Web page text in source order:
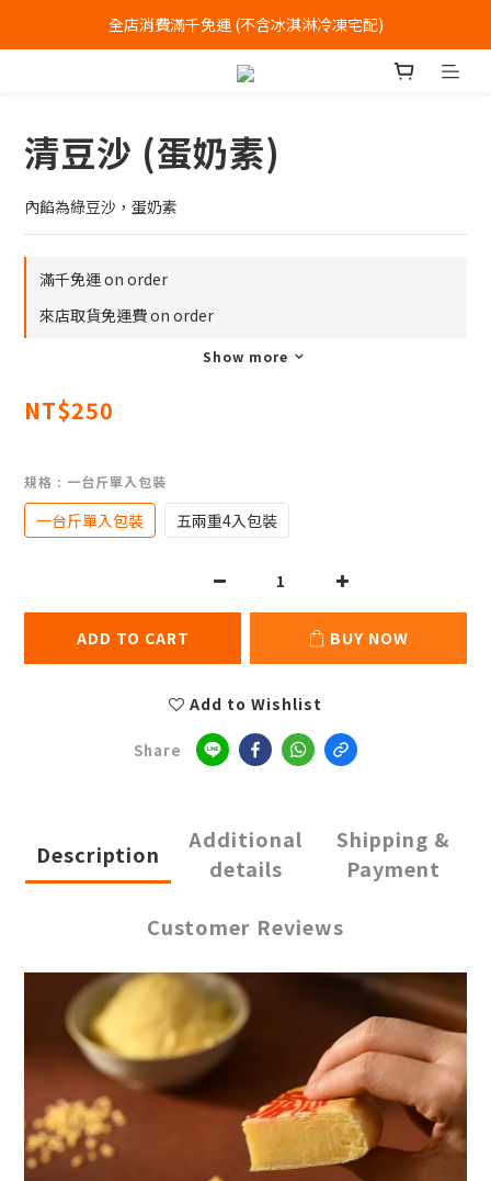
全店消費滿千免運 (不含冰淇淋冷凍宅配)
中式喜餅每消費滿一萬元，加贈2個一斤大餅
清豆沙 (蛋奶素)
內餡為綠豆沙，蛋奶素
滿千免運 on order
來店取貨免運費 on order
Show more
NT$250
規格 : 一台斤單入包裝
一台斤單入包裝 五兩重4入包裝
ADD TO CART BUY NOW
Add to Wishlist
Share
Description
Additional
details
Shipping &
Payment
Customer Reviews